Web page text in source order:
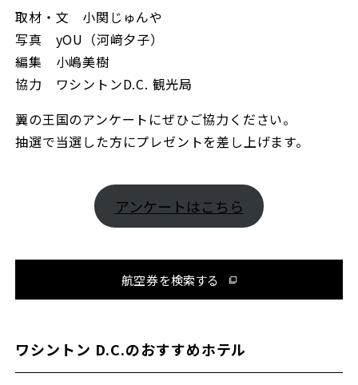
取材・文 小関じゅんや
写真 yOU（河﨑夕子）
編集 小嶋美樹
協力 ワシントンD.C. 観光局
翼の王国のアンケートにぜひご協力ください。
抽選で当選した方にプレゼントを差し上げます。
アンケートはこちら
航空券を検索する
ワシントン D.C.のおすすめホテル